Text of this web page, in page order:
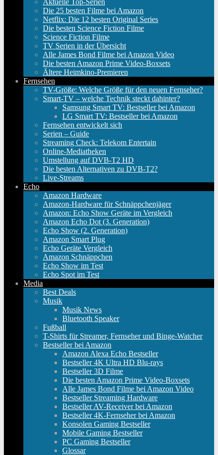
Aktuelle Top-Serien
Die 25 besten Filme bei Amazon
Netflix: Die 12 besten Original Series
Die besten Science Fiction Filme
Science Fiction Filme
TV Serien in der Übersicht
Alle James Bond Filme bei Amazon Video
Die besten Amazon Prime Video-Boxsets
Ältere Heimkino-Premieren
Fernsehen
TV-Größe: Welche Größe für den neuen Fernseher?
Smart-TV – welche Technik steckt dahinter?
Samsung Smart TV: Bestseller bei Amazon
LG Smart TV: Bestseller bei Amazon
Fernsehen entwickelt sich
Serien – Guide
Streaming Check: Telekom Entertain
Online-Mediatheken
Umstellung auf DVB-T2 HD
Die besten Alternativen zu DVB-T2?
Live-Streams
Echo
Amazon Hardware
Amazon-Hardware für Schnäppchenjäger
Amazon: Echo Show Geräte im Vergleich
Amazon Echo Dot (3. Generation)
Echo Show (2. Generation)
Amazon Smart Plug
Echo Geräte Vergleich
Amazon Schnäppchen
Echo Show im Test
Echo Spot im Test
Media
Best Deals
Musik
Musik News
Bluetooth Speaker
Fußball
T-Shirts für Streamer, Fernseher und Binge-Watcher
Bestseller bei Amazon
Amazon Alexa Echo Bestseller
Bestseller 4K Ultra HD Blu-rays
Bestseller 3D Filme
Die besten Amazon Prime Video-Boxsets
Alle James Bond Filme bei Amazon Video
Bestseller Streaming Hardware
Bestseller AV-Receiver bei Amazon
Bestseller 4K-Fernseher bei Amazon
Konsolen Gaming Bestseller
Mobile Gaming Bestseller
PC Gaming Bestseller
Glossar